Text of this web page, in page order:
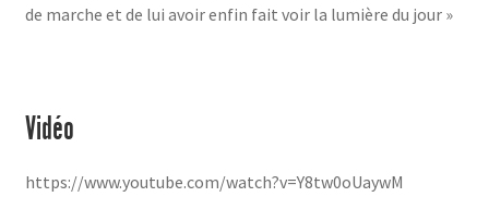
de marche et de lui avoir enfin fait voir la lumière du jour »
Vidéo
https://www.youtube.com/watch?v=Y8tw0oUaywM